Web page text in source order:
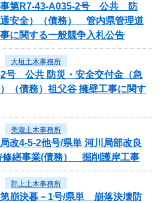
事第R7-43-A035-2号 公共 防
安全）（債務） 管内県管理道
に関する一般競争入札公告
大垣土木事務所
号 公共 防災・安全交付金（急
（債務）祖父谷 擁壁工事に関す
美濃土木事務所
改4-5-2他号/県単 河川局部改良
繕事業(債務） 掘削護岸工事
郡上土木事務所
第崩決暮－1号/県単 崩落決壊防